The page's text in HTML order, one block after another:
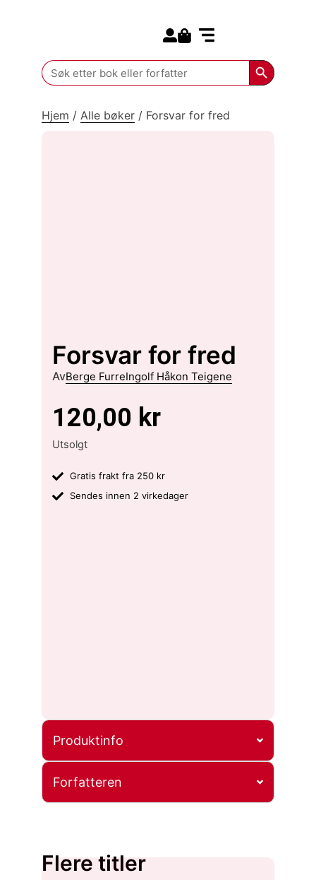
Search
for:
Search
Hjem / Alle bøker / Forsvar for fred
Forsvar for fred
AvBerge FurreIngolf Håkon Teigene
120,00 kr
Utsolgt
Gratis frakt fra 250 kr
Sendes innen 2 virkedager
Produktinfo
Forfatteren
Flere titler